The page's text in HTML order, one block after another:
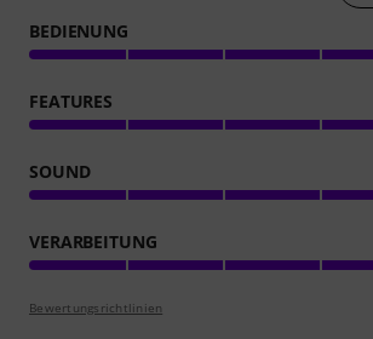
BEDIENUNG
FEATURES
SOUND
VERARBEITUNG
Bewertungsrichtlinien